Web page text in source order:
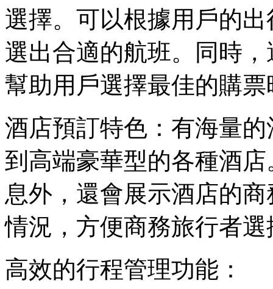
選擇。可以根據用戶的
選出合適的航班。同時
幫助用戶選擇最佳的購票
酒店預訂特色：有海量
到高端豪華型的各種酒
息外，還會展示酒店的
情況，方便商務旅行者選
高效的行程管理功能：